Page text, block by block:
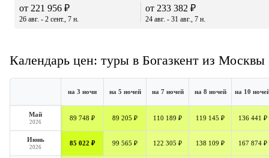
от 221 956 ₽
26 авг. - 2 сент., 7 н.
от 233 382 ₽
24 авг. - 31 авг., 7 н.
Календарь цен: туры в Богазкент из Москвы
на 3 ночи на 5 ночей на 7 ночей на 8 ночей на 10
Май
2026
89 748 ₽ 89 205 ₽ 110 189 ₽ 119 145 ₽ 136 441 ₽
Июнь
2026
85 022 ₽ 99 565 ₽ 122 305 ₽ 138 109 ₽ 167 874 ₽